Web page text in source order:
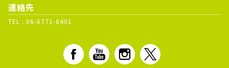
連絡先
TEL : 06-6771-8401